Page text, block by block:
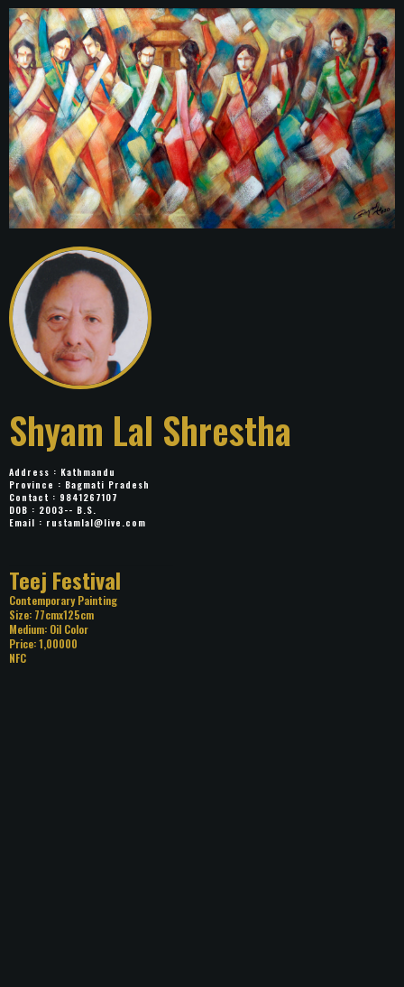
Shyam Lal Shrestha
Address : Kathmandu
Province : Bagmati Pradesh
Contact : 9841267107
DOB : 2003-- B.S.
Email : rustamlal@live.com
Title: Teej Festival
Category: Contemporary Painting
Size: 77cmx125cm
Medium: Oil Color
Price: 1,00000
NFC